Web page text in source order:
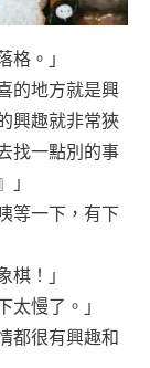
格。」
的地方就是興
興趣就非常狹
找一點別的事
」
等一下，有下
棋！」
太慢了。」
都很有興趣和